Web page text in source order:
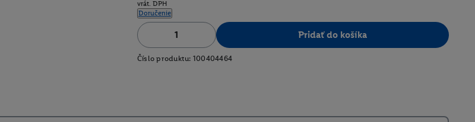
vrát. DPH
Doručenie
Pridať do košíka
Číslo produktu: 100404464